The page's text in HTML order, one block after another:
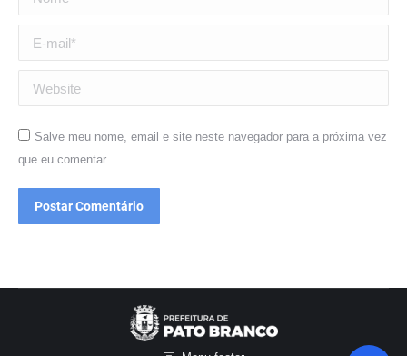
E-mail *
Website
Salve meu nome, email e site neste navegador para a próxima vez
que eu comentar.
Postar Comentário